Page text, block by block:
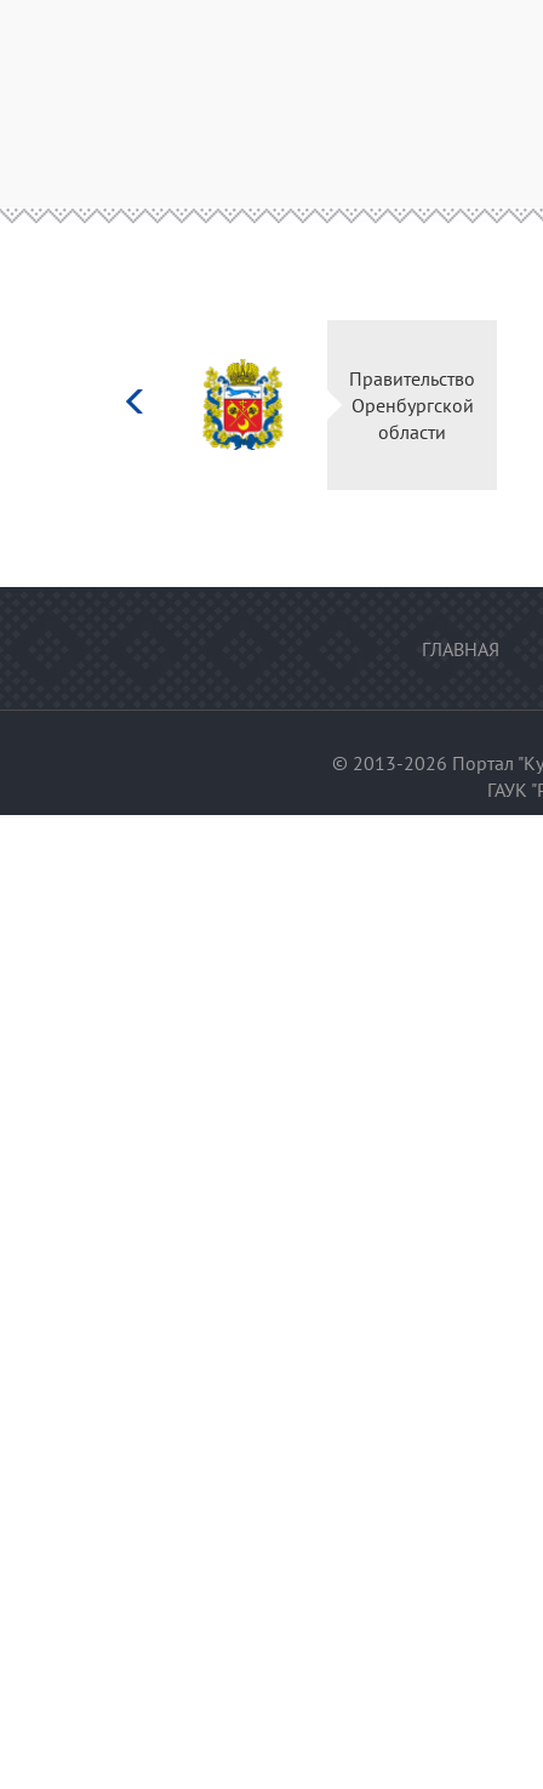
Правительство
Оренбургской
области
ГЛАВНАЯ
© 2013-2026 Портал
ГАУК